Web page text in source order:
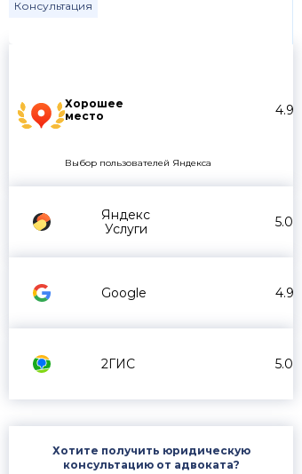
Хорошее
место
4.9
Выбор пользователей Яндекса
Яндекс
Услуги
5.0
Google 4.9
2ГИС 5.0
Хотите получить юридическую
консультацию от адвоката?
Консультация